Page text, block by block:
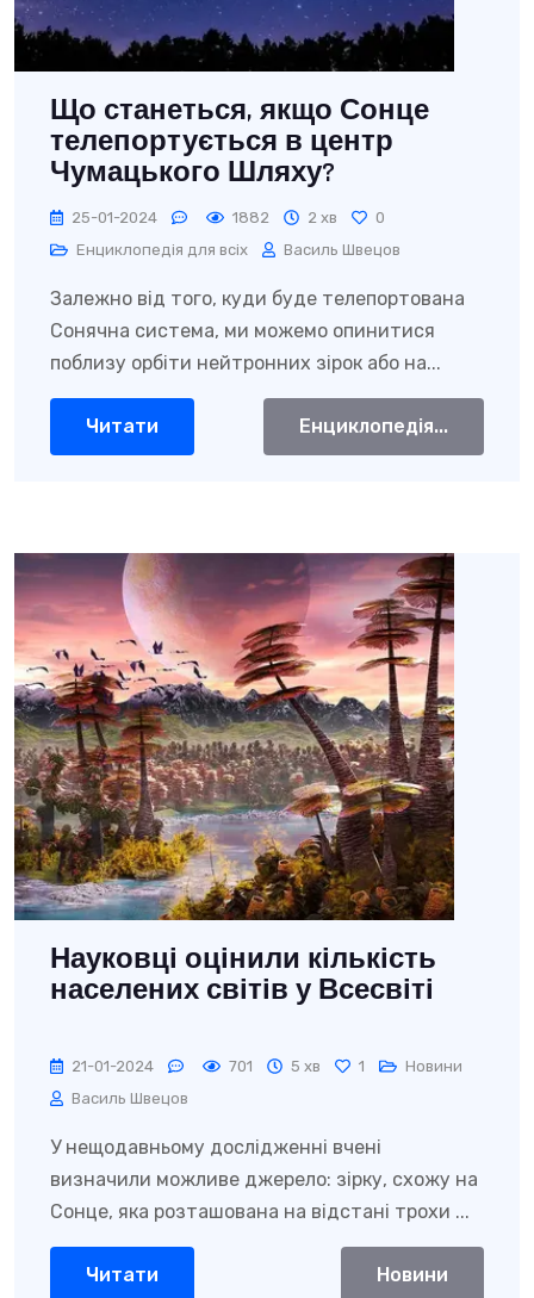
Що станеться, якщо Сонце
телепортується в центр
Чумацького Шляху?
25-01-2024 1882 2 хв
0
Енциклопедія для всіх
Василь Швецов
Залежно від того, куди буде телепортована
Сонячна система, ми можемо опинитися
поблизу орбіти нейтронних зірок або на...
Читати Енциклопедія...
Науковці оцінили кількість
населених світів у Всесвіті
21-01-2024 701 5 хв 1
Новини
Василь Швецов
У нещодавньому дослідженні вчені
визначили можливе джерело: зірку, схожу на
Сонце, яка розташована на відстані трохи ...
Читати Новини